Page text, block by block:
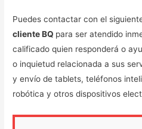
Puedes contactar con el
cliente BQ para ser atendido
calificado quien responderá o
o inquietud relacionada a sus
y envío de tablets, teléfonos
robótica y otros dispositivos